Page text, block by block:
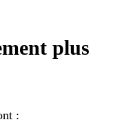
plus
: